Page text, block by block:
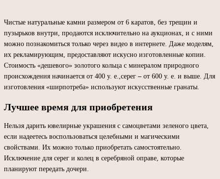
Чистые натуральные камни размером от 6 каратов, без трещин и
пузырьков внутри, продаются исключительно на аукционах, и с ними
можно познакомиться только через видео в интернете. Даже моделям,
их рекламирующим, предоставляют искусно изготовленные копии.
Стоимость «дешевого» золотого кольца с минералом природного
происхождения начинается от 400 у. е.,серег – от 600 у. е. и выше. Для
изготовления «ширпотреба» используют искусственные гранаты.
Лучшее время для приобретения
Нельзя дарить ювелирные украшения с самоцветами зеленого цвета,
если надеетесь воспользоваться целебными и магическими
свойствами. Их можно только приобретать самостоятельно.
Исключение для серег и колец в серебряной оправе, которые
планируют передать дочери.